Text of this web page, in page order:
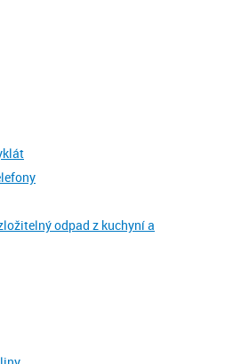
odpad z kuchyní a